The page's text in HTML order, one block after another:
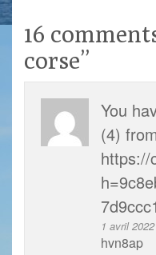
16
corse”
You
(4)
https://
1 avril
hvn8ap